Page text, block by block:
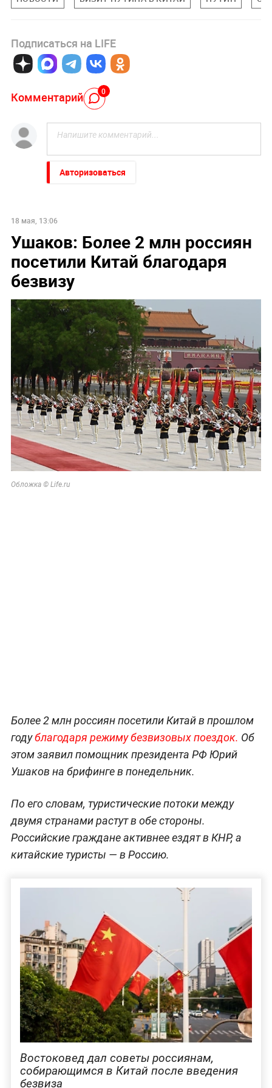
Подписаться на LIFE
Комментарий 0
Авторизоваться
18 мая, 13:06
Ушаков: Более 2 млн россиян
посетили Китай благодаря
безвизу
Обложка © Life.ru
Более 2 млн россиян посетили Китай в прошлом
годублагодаря режиму безвизовых поездок. Об
этом заявил помощник президента РФ Юрий
Ушаков на брифинге в понедельник.
По его словам, туристические потоки между
двумя странами растут в обе стороны.
Российские граждане активнее ездят в КНР, а
китайские туристы — в Россию.
Востоковед дал советы россиянам,
собирающимся в Китай после введения
безвиза